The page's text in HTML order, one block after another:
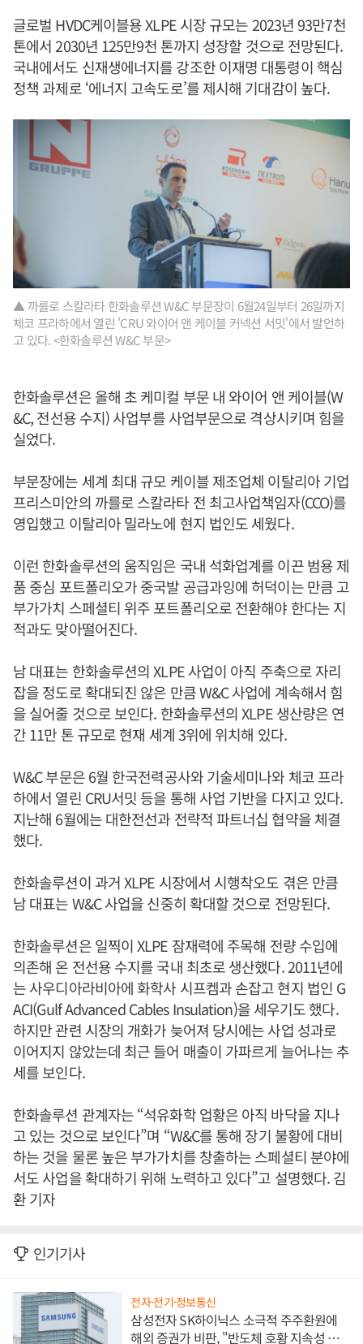
글로벌 HVDC케이블용 XLPE 시장 규모는 2023년 93만7천
톤에서 2030년 125만9천 톤까지 성장할 것으로 전망된다.
국내에서도 신재생에너지를 강조한 이재명 대통령이 핵심
정책 과제로 ‘에너지 고속도로’를 제시해 기대감이 높다.
▲ 까를로 스칼라타 한화솔루션 W&C 부문장이 6월24일부터 26일까지
체코 프라하에서 열린 'CRU 와이어 앤 케이블 커넥션 서밋'에서 발언하
고 있다. <한화솔루션 W&C 부문>
한화솔루션은 올해 초 케미컬 부문 내 와이어 앤 케이블(W
&C, 전선용 수지) 사업부를 사업부문으로 격상시키며 힘을
실었다.
부문장에는 세계 최대 규모 케이블 제조업체 이탈리아 기업
프리스미안의 까를로 스칼라타 전 최고사업책임자(CCO)를
영입했고 이탈리아 밀라노에 현지 법인도 세웠다.
이런 한화솔루션의 움직임은 국내 석화업계를 이끈 범용 제
품 중심 포트폴리오가 중국발 공급과잉에 허덕이는 만큼 고
부가가치 스페셜티 위주 포트폴리오로 전환해야 한다는 지
적과도 맞아떨어진다.
남 대표는 한화솔루션의 XLPE 사업이 아직 주축으로 자리
잡을 정도로 확대되진 않은 만큼 W&C 사업에 계속해서 힘
을 실어줄 것으로 보인다. 한화솔루션의 XLPE 생산량은 연
간 11만 톤 규모로 현재 세계 3위에 위치해 있다.
W&C 부문은 6월 한국전력공사와 기술세미나와 체코 프라
하에서 열린 CRU서밋 등을 통해 사업 기반을 다지고 있다.
지난해 6월에는 대한전선과 전략적 파트너십 협약을 체결
했다.
한화솔루션이 과거 XLPE 시장에서 시행착오도 겪은 만큼
남 대표는 W&C 사업을 신중히 확대할 것으로 전망된다.
한화솔루션은 일찍이 XLPE 잠재력에 주목해 전량 수입에
의존해 온 전선용 수지를 국내 최초로 생산했다. 2011년에
는 사우디아라비아에 화학사 시프켐과 손잡고 현지 법인 G
ACI(Gulf Advanced Cables Insulation)을 세우기도 했다.
하지만 관련 시장의 개화가 늦어져 당시에는 사업 성과로
이어지지 않았는데 최근 들어 매출이 가파르게 늘어나는 추
세를 보인다.
한화솔루션 관계자는 “석유화학 업황은 아직 바닥을 지나
고 있는 것으로 보인다”며 “W&C를 통해 장기 불황에 대비
하는 것을 물론 높은 부가가치를 창출하는 스페셜티 분야에
서도 사업을 확대하기 위해 노력하고 있다”고 설명했다. 김
환 기자
인기기사
전자·전기·정보통신
삼성전자 SK하이닉스 소극적 주주환원에
해외 증권가 비판, "반도체 호황 지속성 의